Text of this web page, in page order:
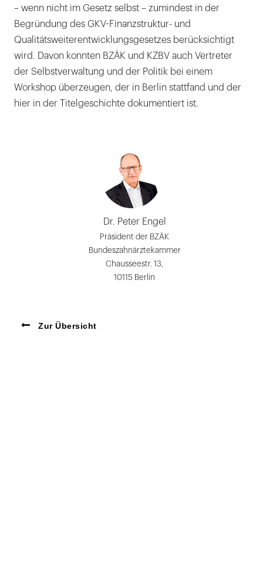
– wenn nicht im Gesetz selbst – zumindest in der
Begründung des GKV-Finanzstruktur- und
Qualitätsweiterentwicklungsgesetzes berücksichtigt
wird. Davon konnten BZÄK und KZBV auch Vertreter
der Selbstverwaltung und der Politik bei einem
Workshop überzeugen, der in Berlin stattfand und der
hier in der Titelgeschichte dokumentiert ist.
Dr. Peter Engel
Präsident der BZÄK
Bundeszahnärztekammer
Chausseestr. 13,
10115 Berlin
Zur Übersicht